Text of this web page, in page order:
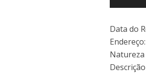
k
Data do
Natureza